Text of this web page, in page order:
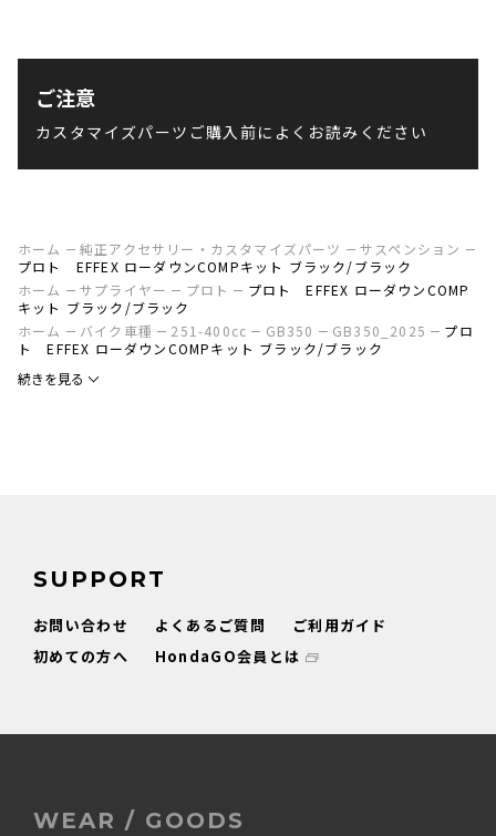
ご注意
カスタマイズパーツご購入前によくお読みください
ホーム 純正アクセサリー・カスタマイズパーツ
サスペンション
プロト EFFEX ローダウンCOMPキット ブラック/ブラック
ホーム
サプライヤー プロト
プロト EFFEX ローダウンCOMP
キット ブラック/ブラック
ホーム
バイク車種 251-400cc GB350 GB350_2025
プロ
ト EFFEX ローダウンCOMPキット ブラック/ブラック
続きを見る
SUPPORT
お問い合わせ よくあるご質問
ご利用ガイド
初めての方へ
HondaGO会員とは
WEAR / GOODS